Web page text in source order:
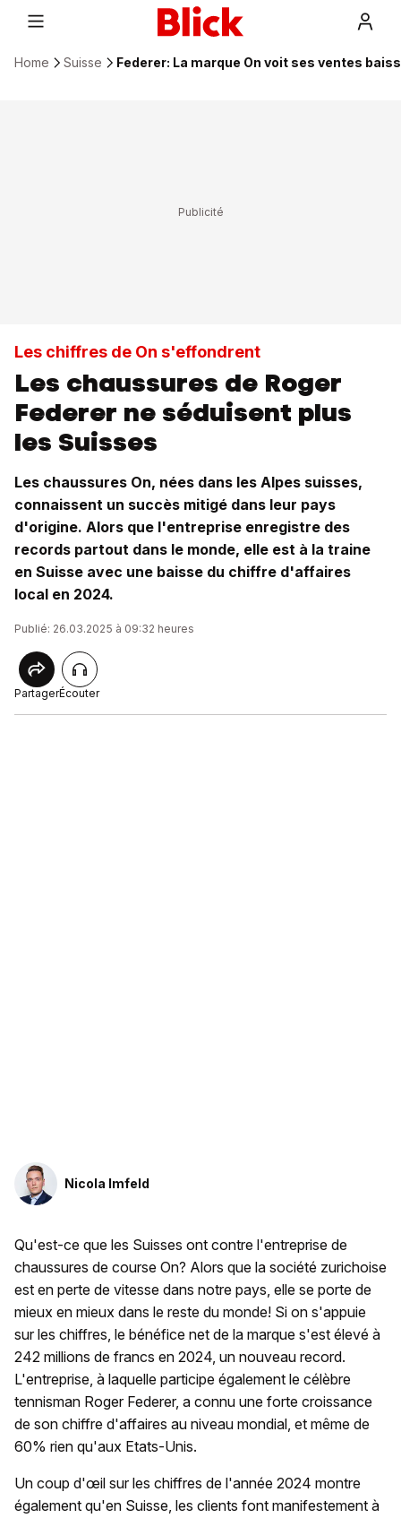
Home Suisse Federer: La marque On voit ses ventes
Les chiffres de On s'effondrent
Les chaussures de Roger
Federer ne séduisent plus
les Suisses
Les chaussures On, nées dans les Alpes suisses,
connaissent un succès mitigé dans leur pays
d'origine. Alors que l'entreprise enregistre des
records partout dans le monde, elle est à la traine
en Suisse avec une baisse du chiffre d'affaires
local en 2024.
Publié: 26.03.2025 à 09:32 heures
PartagerÉcouter
Nicola Imfeld
Qu'est-ce que les Suisses ont contre l'entreprise de
chaussures de course On? Alors que la société zurichoise
est en perte de vitesse dans notre pays, elle se porte de
mieux en mieux dans le reste du monde! Si on s'appuie
sur les chiffres, le bénéfice net de la marque s'est élevé à
242 millions de francs en 2024, un nouveau record.
L'entreprise, à laquelle participe également le célèbre
tennisman Roger Federer, a connu une forte croissance
de son chiffre d'affaires au niveau mondial, et même de
60% rien qu'aux Etats-Unis.
Un coup d'œil sur les chiffres de l'année 2024 montre
également qu'en Suisse, les clients font manifestement à